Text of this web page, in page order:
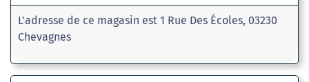
L'adresse de ce magasin est 1 Rue Des Écoles, 03230
Chevagnes